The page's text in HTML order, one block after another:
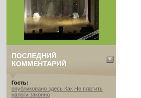
ПОСЛЕДНИЙ
КОММЕНТАРИЙ
Гость:
опубликовано здесь Как Не платить
налоги законно